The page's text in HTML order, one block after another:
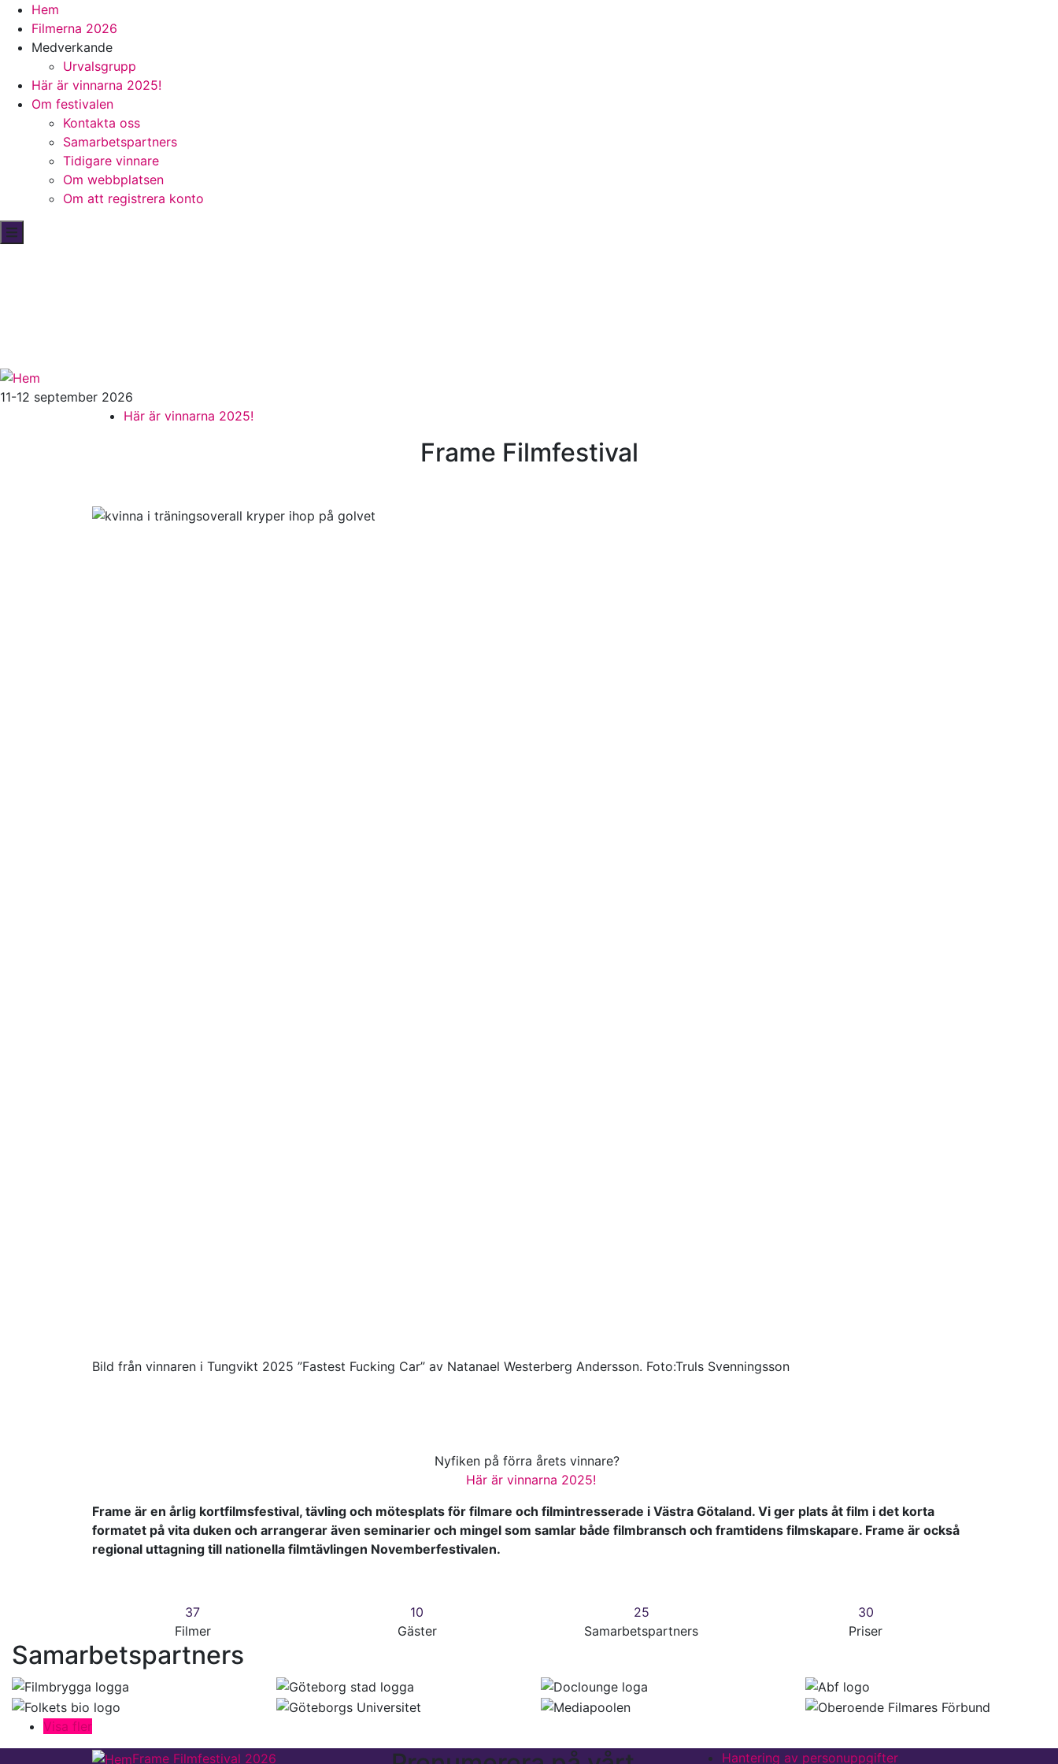
Hoppa
huvudinnehåll
Huvudmeny
Hem
Filmerna 2026
Medverkande
Urvalsgrupp
Här är vinnarna 2025!
Om festivalen
Kontakta oss
Samarbetspartners
Tidigare vinnare
Om webbplatsen
Om att registrera konto
11-12 september 2026
Oinloggad
Här är vinnarna 2025!
Frame Filmfestival
Bild från vinnaren i Tungvikt 2025 ”Fastest Fucking Car” av Natanael Westerberg Andersson. Foto:Truls Svenningsson
Nyfiken på förra årets vinnare?
Här är vinnarna 2025!
Frame är en årlig kortfilmsfestival, tävling och mötesplats för filmare och filmintresserade i Västra Götaland. Vi ger plats åt film i det korta
formatet på vita duken och arrangerar även seminarier och mingel som samlar både filmbransch och framtidens filmskapare. Frame är också
regional uttagning till nationella filmtävlingen Novemberfestivalen.
37
Filmer
10
Gäster
25
Samarbetspartners
30
Priser
Samarbetspartners
Visa fler
Frame Filmfestival 2026
Hantering av personuppgifter